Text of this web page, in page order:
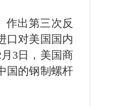
作出第三次反
口对美国国内
3日，美国商
国的钢制螺杆